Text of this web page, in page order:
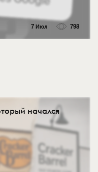
7 Июл 798
начался